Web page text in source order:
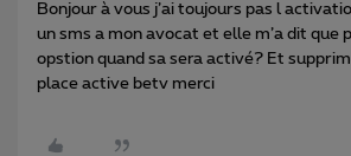
Bonjour à vous j’ai toujours pas l
un sms a mon avocat et elle m’a dit que
opstion quand sa sera activé? Et
place active betv merci